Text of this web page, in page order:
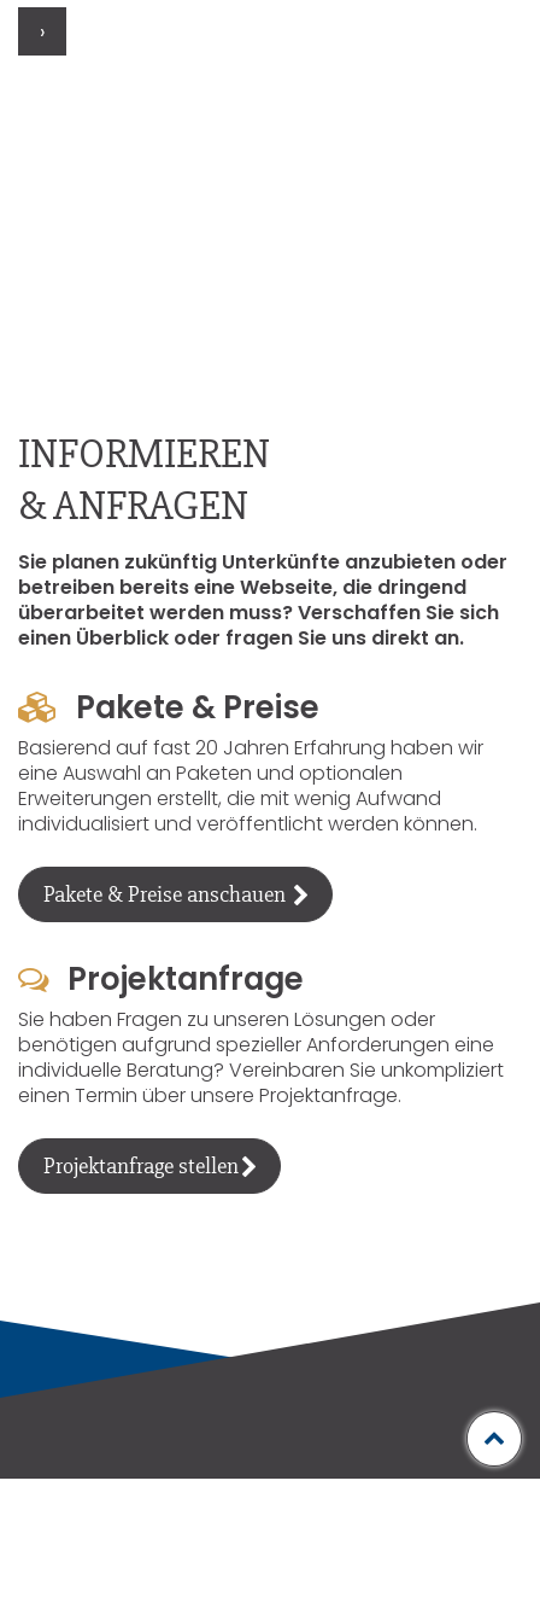
›
INFORMIEREN
& ANFRAGEN
Sie planen zukünftig Unterkünfte anzubieten oder
betreiben bereits eine Webseite, die dringend
überarbeitet werden muss? Verschaffen Sie sich
einen Überblick oder fragen Sie uns direkt an.
Pakete & Preise
Basierend auf fast 20 Jahren Erfahrung haben wir
eine Auswahl an Paketen und optionalen
Erweiterungen erstellt, die mit wenig Aufwand
individualisiert und veröffentlicht werden können.
Pakete & Preise anschauen
Projektanfrage
Sie haben Fragen zu unseren Lösungen oder
benötigen aufgrund spezieller Anforderungen eine
individuelle Beratung? Vereinbaren Sie unkompliziert
einen Termin über unsere Projektanfrage.
Projektanfrage stellen